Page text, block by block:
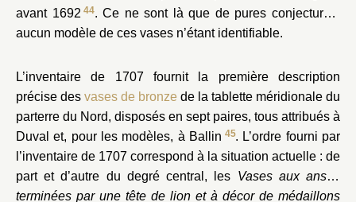
avant 1692 44. Ce ne sont là que de pures conjectures,
aucun modèle de ces vases n’étant identifiable.
L’inventaire de 1707 fournit la première description
précise des vases de bronze de la tablette méridionale du
parterre du Nord, disposés en sept paires, tous attribués à
Duval et, pour les modèles, à Ballin 45. L’ordre fourni par
l’inventaire de 1707 correspond à la situation actuelle : de
part et d’autre du degré central, les Vases aux anses
terminées par une tête de lion et à décor de médaillons